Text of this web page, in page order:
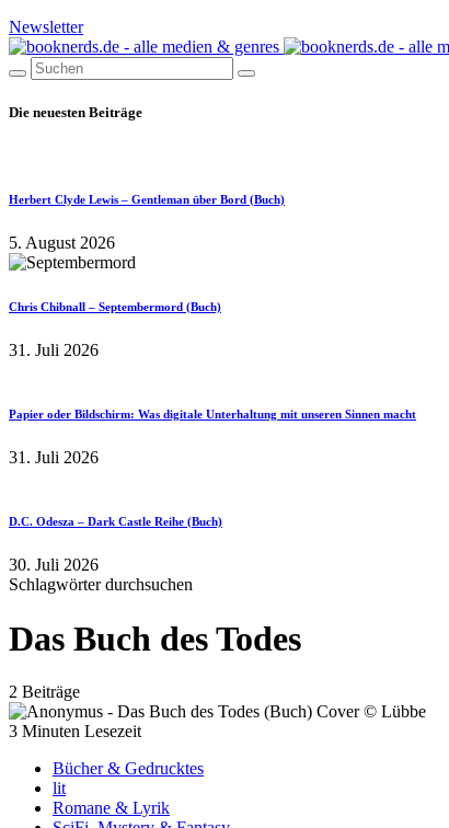
Newsletter
Die neuesten Beiträge
Herbert Clyde Lewis – Gentleman über Bord (Buch)
5. August 2026
Chris Chibnall – Septembermord (Buch)
31. Juli 2026
Papier oder Bildschirm: Was digitale Unterhaltung mit unseren Sinnen macht
31. Juli 2026
D.C. Odesza – Dark Castle Reihe (Buch)
30. Juli 2026
Schlagwörter durchsuchen
Das Buch des Todes
2 Beiträge
3 Minuten Lesezeit
Bücher & Gedrucktes
lit
Romane & Lyrik